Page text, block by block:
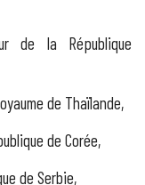
de la République
de Thaïlande,
de Corée,
de Serbie,